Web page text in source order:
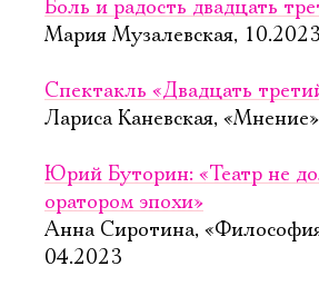
Боль и радость двадцать
Мария Музалевская, 10.2023
Спектакль «Двадцать
Лариса Каневская,
Юрий Буторин: «Театр не
оратором эпохи»
Анна Сиротина,
04.2023